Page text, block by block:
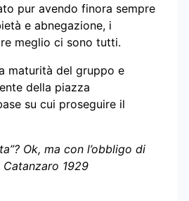
pur avendo finora sempre
e abnegazione, i
meglio ci sono tutti.
maturità del gruppo e
della piazza
su cui proseguire il
Ok, ma con l’obbligo di
Catanzaro 1929